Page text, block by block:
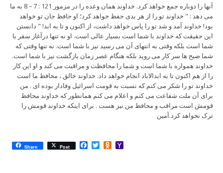
آنها را دوباره جمع خواهد کرد. خداوند همان وعده را در مزمور 121 : 7 – 8 به ما
می دهد : " خداوند تو را از هر بدی حفظ خواهد کرد؛ او حافظ جان تو خواهد
بود! خداوند آمد و شد تو را پاس خواهد داشت، از اکنون و تا به ابد! " دانستن
این حقیقت که خداوند با شما است بسیار عالی است. او نه تنها درآغاز سفر با
شما است بلکه وقتی به انتهای آن می رسید نیز با شما است. نه تنها وقتی که
شما صبح ها سر کار می روید بلکه هنگام عصر زمان بازگشت نیز با شما است.
خداوند همواره با شما است و شما را محافظت و مراقبت می کند و او این کار
را از هم اکنون تا به ابدالاباد انجام خواهد داد. خداوند خالق ، محافظ ما است
خداوند تو را شکر می کنم که نسبت به قومت اسرائیل وفادار بوده ای . من
برای آن ملت شفاعت می کنم و اعلام می کنم همانطور که خداوند محافظ
قومش است مراقب و محافظ من نیز هست . برای اینکه خداوند قومش را
ترک نخواهد کرد.آمین
Share Post Facebook
TwitterOdnoklassniki